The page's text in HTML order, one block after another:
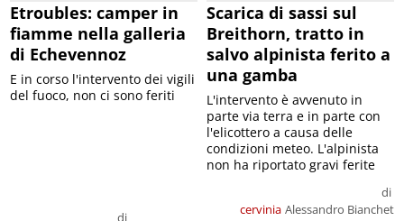
Etroubles: camper in
fiamme nella galleria
di Echevennoz
di
E in corso l'intervento dei vigili
del fuoco, non ci sono feriti
Scarica di sassi sul
Breithorn, tratto in
salvo alpinista ferito a
una gamba
cervinia
di
Alessandro Bianchet
L'intervento è avvenuto in
parte via terra e in parte con
l'elicottero a causa delle
condizioni meteo. L'alpinista
non ha riportato gravi ferite